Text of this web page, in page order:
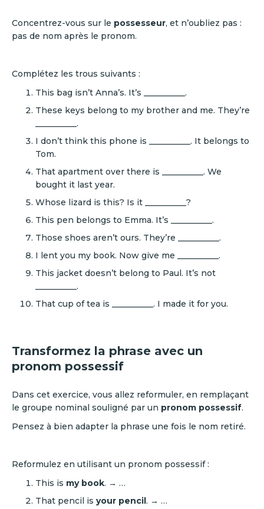
Concentrez-vous sur le possesseur, et n’oubliez pas :
pas de nom après le pronom.
Complétez les trous suivants :
This bag isn’t Anna’s. It’s __________.
These keys belong to my brother and me. They’re
__________.
I don’t think this phone is __________. It belongs to
Tom.
That apartment over there is __________. We
bought it last year.
Whose lizard is this? Is it __________?
This pen belongs to Emma. It’s __________.
Those shoes aren’t ours. They’re __________.
I lent you my book. Now give me __________.
This jacket doesn’t belong to Paul. It’s not
__________.
That cup of tea is __________. I made it for you.
Transformez la phrase avec un
pronom possessif
Dans cet exercice, vous allez reformuler, en remplaçant
le groupe nominal souligné par un pronom possessif.
Pensez à bien adapter la phrase une fois le nom retiré.
Reformulez en utilisant un pronom possessif :
This is my book. → …
That pencil is your pencil. → …